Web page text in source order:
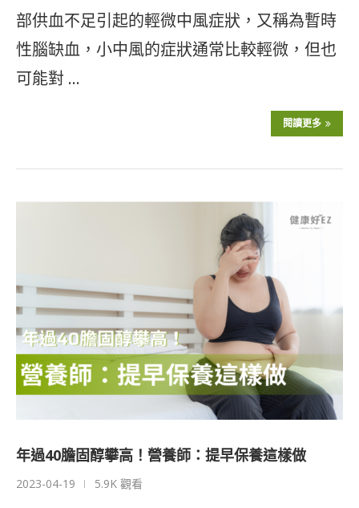
部供血不足引起的輕微中風症狀，又稱為暫時
性腦缺血，小中風的症狀通常比較輕微，但也
可能對 …
閱讀更多
年過40膽固醇攀高！營養師：提早保養這樣做
2023-04-19 5.9K 觀看